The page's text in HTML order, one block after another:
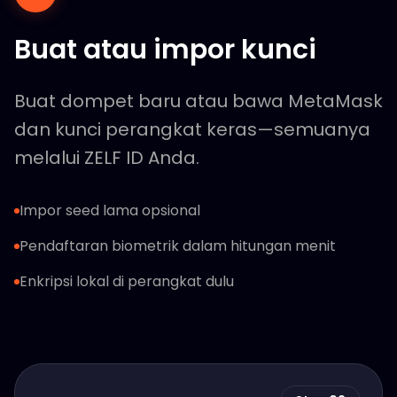
Buat atau impor kunci
Buat dompet baru atau bawa MetaMask
dan kunci perangkat keras—semuanya
melalui ZELF ID Anda.
Impor seed lama opsional
Pendaftaran biometrik dalam hitungan menit
Enkripsi lokal di perangkat dulu